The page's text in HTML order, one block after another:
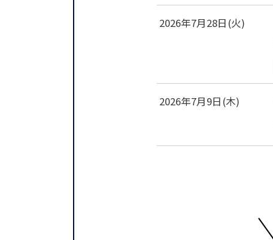
2026年7月28日(火)
2026年7月9日(木)